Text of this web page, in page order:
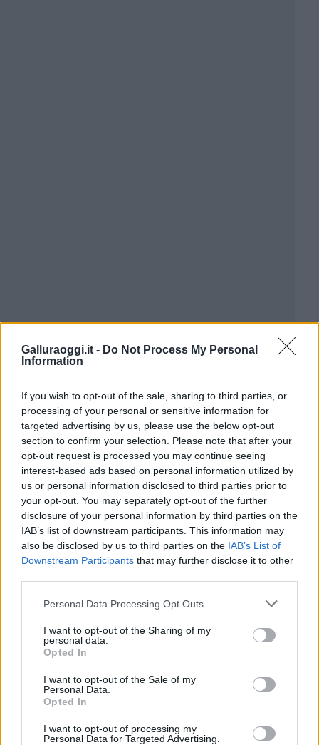
Galluraoggi.it - Do Not Process My Personal
Information
If you wish to opt-out of the sale, sharing to third parties, or
processing of your personal or sensitive information for
targeted advertising by us, please use the below opt-out
section to confirm your selection. Please note that after your
opt-out request is processed you may continue seeing
interest-based ads based on personal information utilized by
us or personal information disclosed to third parties prior to
your opt-out. You may separately opt-out of the further
disclosure of your personal information by third parties on the
IAB’s list of downstream participants. This information may
also be disclosed by us to third parties on the IAB’s List of
Downstream Participants that may further disclose it to other
Please note that this website/app uses one or more Google
not limited to your visit or usage behaviour. You may click to
grant or deny consent to Google and its third-party tags to
use your data for below specified purposes in below Google
consent section.
Personal Data Processing Opt Outs
I want to opt-out of the Sharing of my
personal data.
Opted In
I want to opt-out of the Sale of my
Personal Data.
Opted In
I want to opt-out of processing my
Personal Data for Targeted Advertising.